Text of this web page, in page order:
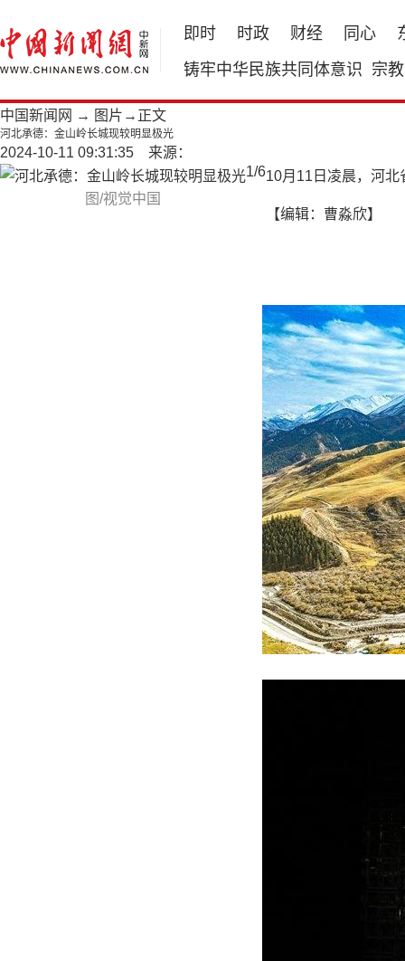
即时 时政 财经 同心
铸牢中华民族共同体意识 宗教
中国新闻网 → 图片 →正文
河北承德：金山岭长城现较明显极光
2024-10-11 09:31:35 来源：
图/视觉中国
1/610月11日凌晨，河
【编辑：曹淼欣】